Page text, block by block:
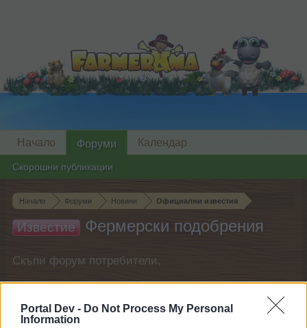
Portal Dev - Do Not Process My Personal
Information
Начало Форуми Новини Официални известия
Известие Фермерски подобрения
Скъпи форум потребители,
форума и да участвате в дискусиите, или
искате да започнете своя собствена тема,
Начало Форуми
Скорошни публикации
Календар